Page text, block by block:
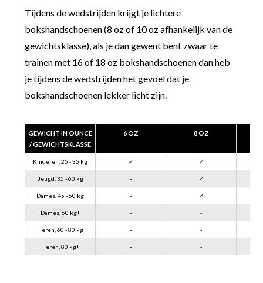
Tijdens de wedstrijden krijgt je lichtere
bokshandschoenen (8 oz of 10 oz afhankelijk van de
gewichtsklasse), als je dan gewent bent zwaar te
trainen met 16 of 18 oz bokshandschoenen dan heb
je tijdens de wedstrijden het gevoel dat je
bokshandschoenen lekker licht zijn.
GEWICHT IN OUNCE
/ GEWICHTSKLASSE
6 OZ 8 OZ
Kinderen, 25 - 35 kg ✓ ✓
Jeugd, 35 - 60 kg - ✓
Dames, 45 - 60 kg - ✓
Dames, 60 kg+ - -
Heren, 60 - 80 kg - -
Heren, 80 kg+ - -